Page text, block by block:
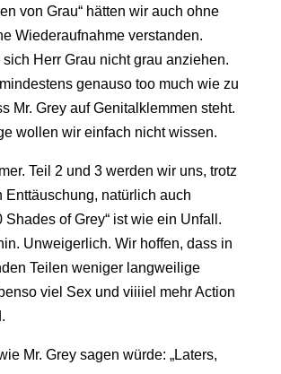
von Grau“ hätten wir auch ohne
Wiederaufnahme verstanden.
sich Herr Grau nicht grau anziehen.
genauso too much wie zu
Mr. Grey auf Genitalklemmen steht.
wollen wir einfach nicht wissen.
Teil 2 und 3 werden wir uns, trotz
Enttäuschung, natürlich auch
Shades of Grey“ ist wie ein Unfall.
Unweigerlich. Wir hoffen, dass in
Teilen weniger langweilige
viel Sex und viiiiel mehr Action
Mr. Grey sagen würde: „Laters,